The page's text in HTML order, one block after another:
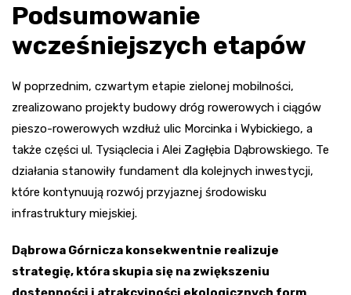
Podsumowanie
wcześniejszych etapów
W poprzednim, czwartym etapie zielonej mobilności,
zrealizowano projekty budowy dróg rowerowych i ciągów
pieszo-rowerowych wzdłuż ulic Morcinka i Wybickiego, a
także części ul. Tysiąclecia i Alei Zagłębia Dąbrowskiego. Te
działania stanowiły fundament dla kolejnych inwestycji,
które kontynuują rozwój przyjaznej środowisku
infrastruktury miejskiej.
Dąbrowa Górnicza konsekwentnie realizuje
strategię, która skupia się na zwiększeniu